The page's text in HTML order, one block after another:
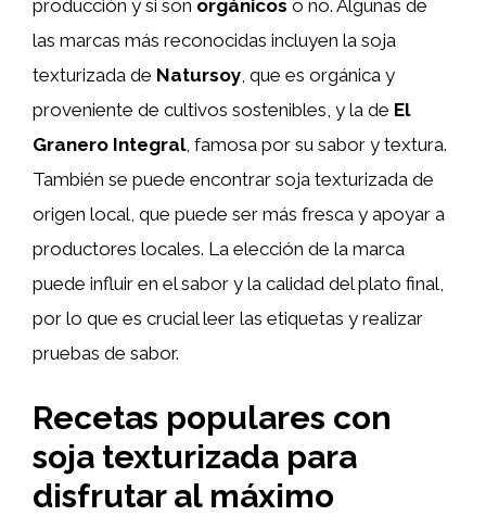
producción y si son orgánicos o no. Algunas de
las marcas más reconocidas incluyen la soja
texturizada de Natursoy, que es orgánica y
proveniente de cultivos sostenibles, y la de El
Granero Integral, famosa por su sabor y textura.
También se puede encontrar soja texturizada de
origen local, que puede ser más fresca y apoyar a
productores locales. La elección de la marca
puede influir en el sabor y la calidad del plato final,
por lo que es crucial leer las etiquetas y realizar
pruebas de sabor.
Recetas populares con
soja texturizada para
disfrutar al máximo